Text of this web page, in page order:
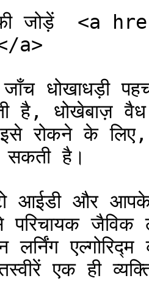
जोड़ें  <a
a>
धोखाधड़ी
है, धोखेबाज़
रोकने के लिए,
है।
आईडी और
परिचायक
लर्निंग
एक ही